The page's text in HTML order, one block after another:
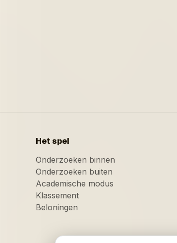
Het spel
Onderzoeken binnen
Onderzoeken buiten
Academische modus
Klassement
Beloningen